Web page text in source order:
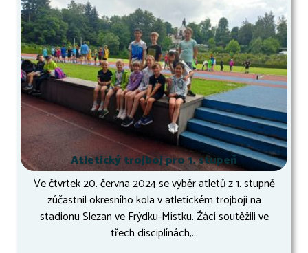
Atletický trojboj pro 1. stupeň
Ve čtvrtek 20. června 2024 se výběr atletů z 1. stupně
zúčastnil okresního kola v atletickém trojboji na
stadionu Slezan ve Frýdku-Místku. Žáci soutěžili ve
třech disciplínách,...